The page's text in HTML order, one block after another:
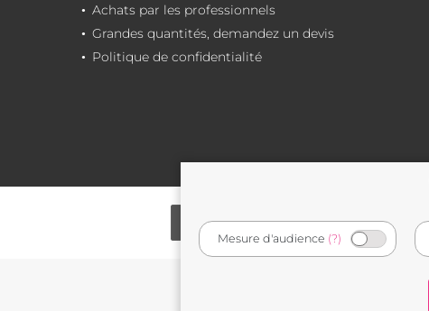
Achats par les professionnels
Grandes quantités, demandez un devis
Politique de confidentialité
Mesure d'audience (?)